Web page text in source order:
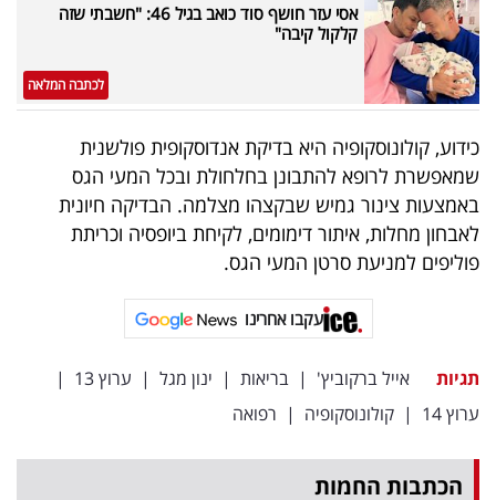
פרסמו
באייס
עקבו
אחרינו:
אסי עזר חושף סוד כואב בגיל 46: "חשבתי שזה
קלקול קיבה"
לכתבה המלאה
כידוע, קולונוסקופיה היא בדיקת אנדוסקופית פולשנית
שמאפשרת לרופא להתבונן בחלחולת ובכל המעי הגס
באמצעות צינור גמיש שבקצהו מצלמה. הבדיקה חיונית
לאבחון מחלות, איתור דימומים, לקיחת ביופסיה וכריתת
פוליפים למניעת סרטן המעי הגס.
עקבו אחרינו
תגיות אייל ברקוביץ' | בריאות | ינון מגל | ערוץ 13
|
ערוץ 14
| קולונוסקופיה | רפואה
הכתבות החמות